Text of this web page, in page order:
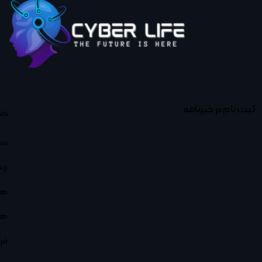
ثبت نام در خبرنامه